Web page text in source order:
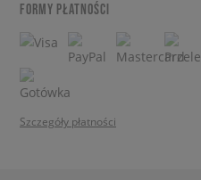
FORMY PŁATNOŚCI
Szczegóły płatności